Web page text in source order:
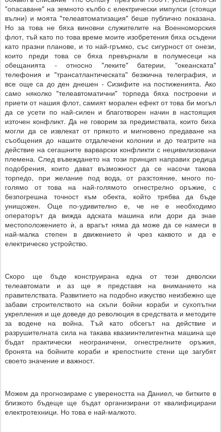
"опасаване" на земното кълбо с електрически импулси (стоящи
вълни) и моята "телеавтоматизация" беше публично показана.
Но за това не бяха виновни служителите на Военноморския
флот, тъй като по това време моите изобретения бяха осъдени
като празни планове, и то най-гръмко, със сигурност от онези,
които преди това се бяха превърнали в полумесеци на
обещанията - относно "леките" батерии, "океанската"
телефония и "трансатлантическата" безжична телеграфия, и
все още са до ден днешен - Сизифите на постиженията. Ако
само няколко "телеавтоматични" торпеда бяха построени и
приети от нашия флот, самият морален ефект от това би могъл
да се усети по най-силен и благотворен начин в настоящия
източен конфликт. Да не говорим за предимствата, които биха
могли да се извлекат от прякото и мигновено предаване на
съобщения до нашите отдалечени колонии и до театрите на
действие на сегашните варварски конфликти с нецивилизовани
племена. След въвеждането на този принцип направих редица
подобрения, които дават възможност да се насочи такова
торпедо, при желание под вода, от разстояние, много по-
голямо от това на най-голямото огнестрелно оръжие, с
безпогрешна точност към обекта, който трябва да бъде
унищожен. Още по-удивително е, че не е необходимо
операторът да вижда адската машина или дори да знае
местоположението ѝ, а врагът няма да може да се намеси в
най-малка степен в движението ѝ чрез каквото и да е
електрическо устройство.
Скоро ще бъде конструирана една от тези дяволски
телеавтомати и аз ще я представя на вниманието на
правителствата. Развитието на подобно изкуство неизбежно ще
забави строителството на скъпи бойни кораби и сухопътни
укрепления и ще доведе до революция в средствата и методите
за водене на война. Тъй като обсегът на действие и
разрушителната сила на такава квазиинтелигентна машина ще
бъдат практически неограничени, огнестрелните оръжия,
бронята на бойните кораби и крепостните стени ще загубят
своето значение и важност.
Можем да прогнозираме с увереността на Даниел, че битките в
близкото бъдеще ще бъдат организирани от квалифицирани
електротехници. Но това е най-малкото.